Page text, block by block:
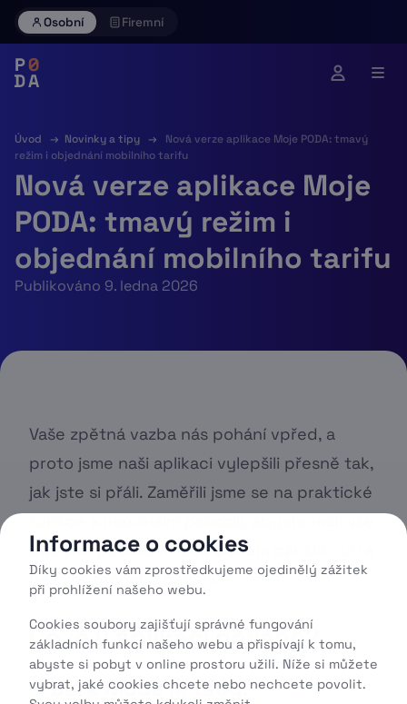
Skip
Osobní Firemní
Úvod → Novinky a tipy →
Nová verze aplikace Moje PODA: tmavý
režim i objednání mobilního tarifu
Nová verze aplikace Moje
PODA: tmavý režim i
objednání mobilního tarifu
Publikováno 9. ledna 2026
Vaše zpětná vazba nás pohání vpřed, a
proto jsme naši aplikaci vylepšili přesně tak,
jak jste si přáli. Zaměřili jsme se na praktické
důležité pod kontrolou během pár kliknutí a
bez zbytečného čekání.
Co je v aplikaci nového?
1. Dark Mode je tady!
Informace o cookies
Díky cookies vám zprostředkujeme ojedinělý zážitek
při prohlížení našeho webu.
Cookies soubory zajišťují správné fungování
základních funkcí našeho webu a přispívají k tomu,
abyste si pobyt v online prostoru užili. Níže si můžete
vybrat, jaké cookies chcete nebo nechcete povolit.